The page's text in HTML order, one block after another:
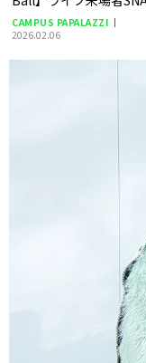
CAMPUS PAPALAZZI
2026.02.06